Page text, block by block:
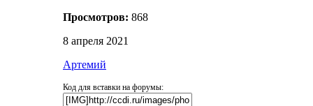
Просмотров: 868
8 апреля 2021
Артемий
Код для вставки на форумы: